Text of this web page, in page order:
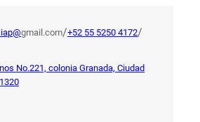
gmail.com/+52 55 5250 4172/
No.221, colonia Granada, Ciudad